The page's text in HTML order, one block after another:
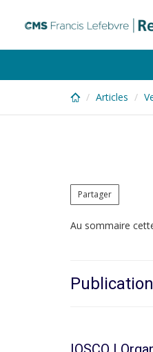
content
Articles
Partager
Au sommaire